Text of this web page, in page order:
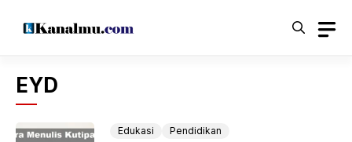
EYD
Edukasi Pendidikan